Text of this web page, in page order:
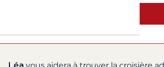
Léa vous aidera à trouver la croisière